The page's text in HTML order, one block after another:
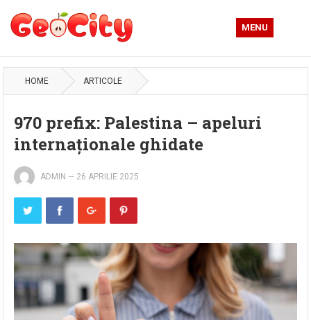
MENU
HOME ARTICOLE
970 prefix: Palestina – apeluri
internaționale ghidate
ADMIN — 26 APRILIE 2025